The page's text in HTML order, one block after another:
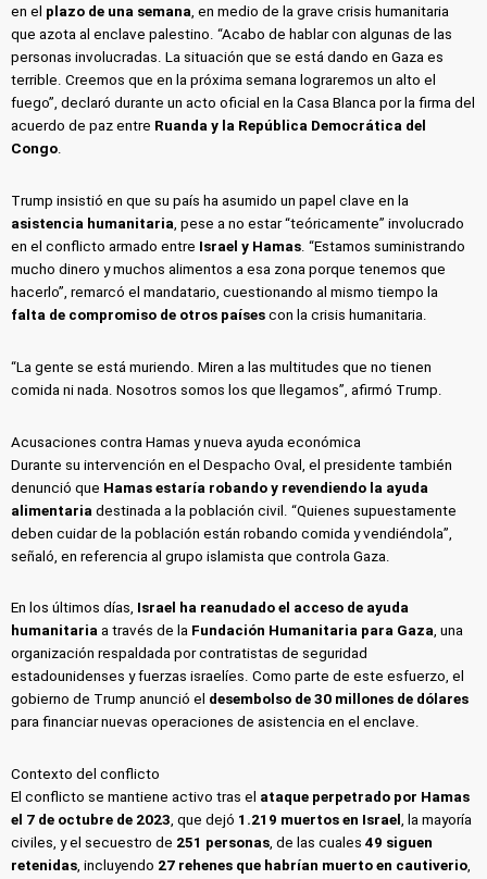
en el plazo de una semana , en medio de la grave crisis humanitaria
que azota al enclave palestino. “Acabo de hablar con algunas de las
personas involucradas. La situación que se está dando en Gaza es
terrible. Creemos que en la próxima semana lograremos un alto el
fuego”, declaró durante un acto oficial en la Casa Blanca por la firma del
acuerdo de paz entre Ruanda y la República Democrática del
Congo
Trump insistió en que su país ha asumido un papel clave en la
asistencia humanitaria , pese a no estar “teóricamente” involucrado
en el conflicto armado entre Israel y Hamas . “Estamos suministrando
mucho dinero y muchos alimentos a esa zona porque tenemos que
hacerlo”, remarcó el mandatario, cuestionando al mismo tiempo la
falta de compromiso de otros países con la crisis humanitaria.
“La gente se está muriendo. Miren a las multitudes que no tienen
comida ni nada. Nosotros somos los que llegamos”, afirmó Trump.
Acusaciones contra Hamas y nueva ayuda económica
Durante su intervención en el Despacho Oval, el presidente también
denunció que Hamas estaría robando y revendiendo la ayuda
alimentaria destinada a la población civil. “Quienes supuestamente
deben cuidar de la población están robando comida y vendiéndola”,
señaló, en referencia al grupo islamista que controla Gaza.
En los últimos días, Israel ha reanudado el acceso de ayuda
humanitaria a través de la Fundación Humanitaria para Gaza, una
organización respaldada por contratistas de seguridad
estadounidenses y fuerzas israelíes. Como parte de este esfuerzo, el
gobierno de Trump anunció el desembolso de 30 millones de dólares
para financiar nuevas operaciones de asistencia en el enclave.
Contexto del conflicto
El conflicto se mantiene activo tras el ataque perpetrado por Hamas
el 7 de octubre de 2023, que dejó 1.219 muertos en Israel, la mayoría
civiles, y el secuestro de 251 personas, de las cuales49 siguen
retenidas, incluyendo 27 rehenes que habrían muerto en cautiverio,